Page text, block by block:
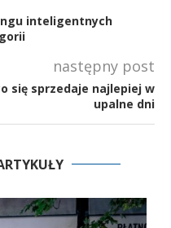
inteligentnych
następny post
się sprzedaje najlepiej w
upalne dni